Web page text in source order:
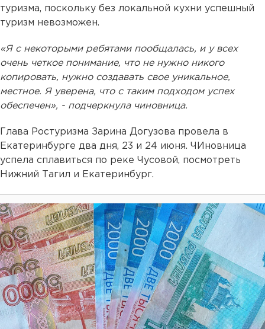
туризма, поскольку без локальной кухни успешный
туризм невозможен.
«Я с некоторыми ребятами пообщалась, и у всех
очень четкое понимание, что не нужно никого
копировать, нужно создавать свое уникальное,
местное. Я уверена, что с таким подходом успех
обеспечен», - подчеркнула чиновница.
Глава Ростуризма Зарина Догузова провела в
Екатеринбурге два дня, 23 и 24 июня. ЧИновница
успела сплавиться по реке Чусовой, посмотреть
Нижний Тагил и Екатеринбург.